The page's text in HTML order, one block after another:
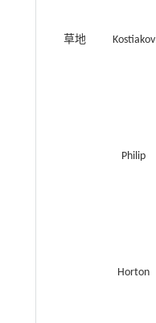
草地 Kostiakov
Philip
Horton